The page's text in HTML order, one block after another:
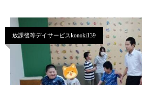
放課後等デイサービスkonoki139